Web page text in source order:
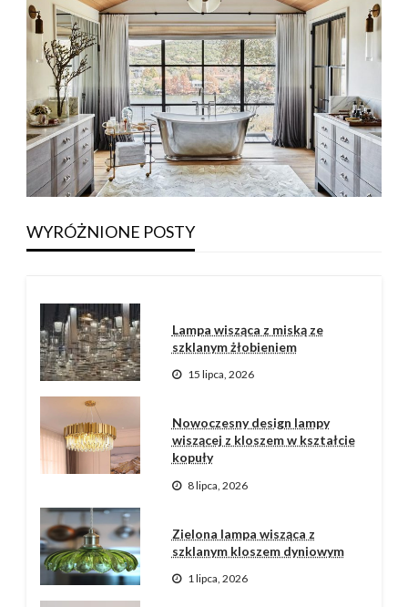
WYRÓŻNIONE POSTY
LAMPA ŚCIENNA
Oświetlenie łazienkowe:
najlepsze lusterko i kinkiet z
terakoty
Pullen Neil 3 sierpnia, 2026
Lampa wisząca z miską ze
szklanym żłobieniem
15 lipca, 2026
Nowoczesny design lampy
wiszącej z kloszem w kształcie
kopuły
8 lipca, 2026
Zielona lampa wisząca z
szklanym kloszem dyniowym
1 lipca, 2026